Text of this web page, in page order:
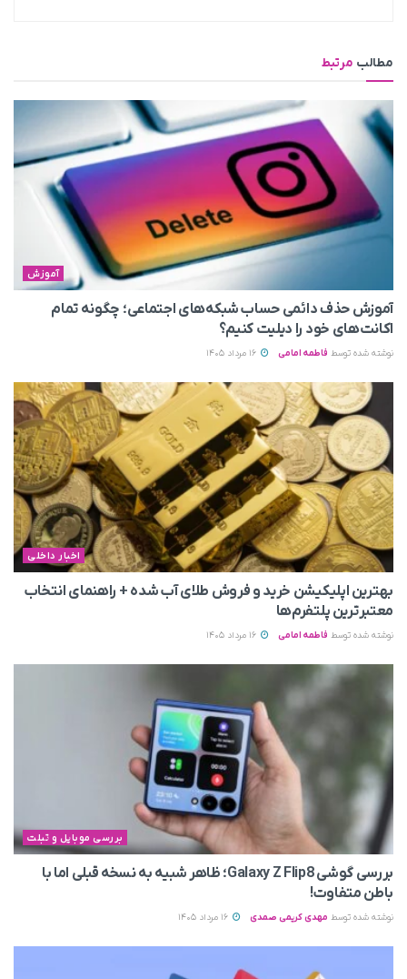
مطالب مرتبط
آموزش
آموزش حذف دائمی حساب شبکه‌های اجتماعی؛ چگونه تمام
اکانت‌های خود را دیلیت کنیم؟
نوشته شده توسط فاطمه امامی
اخبار داخلی
بهترین اپلیکیشن خرید و فروش طلای آب شده + راهنمای انتخاب
معتبرترین پلتفرم‌ها
نوشته شده توسط فاطمه امامی
بررسی موبایل و تبلت
بررسی گوشی Galaxy Z Flip8؛ ظاهر شبیه به نسخه قبلی اما با
باطن متفاوت!
نوشته شده توسط مهدی کریمی صمدی